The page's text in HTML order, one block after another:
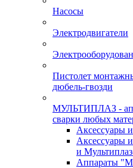
Насосы
Электродвигатели
Пистолет
дюбель-гвозди
МУЛЬТИПЛАЗ -
сварки любых
Аксессуары
Аксессуары
и
Аппараты